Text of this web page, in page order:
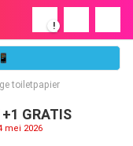
!
toiletpapier
GRATIS
mei 2026